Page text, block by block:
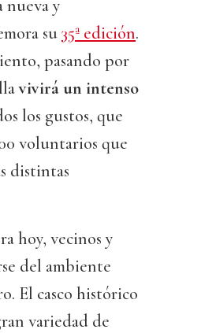
nueva y
su35ª edición.
pasando por
vivirá un intenso
los gustos, que
voluntarios que
distintas
hoy, vecinos y
del ambiente
El casco histórico
variedad de